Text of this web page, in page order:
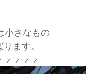
小さなもの
ます。
ｚｚｚ